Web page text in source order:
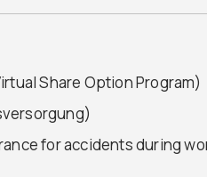
Share Option Program)
for accidents during